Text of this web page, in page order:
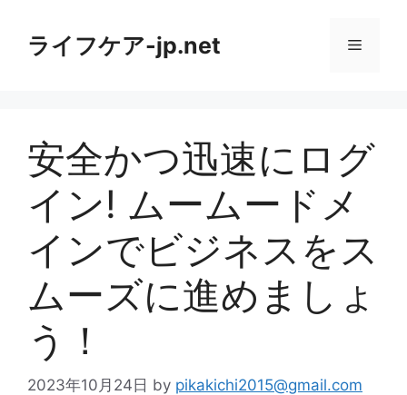
ライフケア-jp.net メ
ュ
安全かつ迅速にログ
イン! ムームードメ
インでビジネスをス
ムーズに進めましょ
う！
2023年10月24日 by pikakichi2015@gmail.com